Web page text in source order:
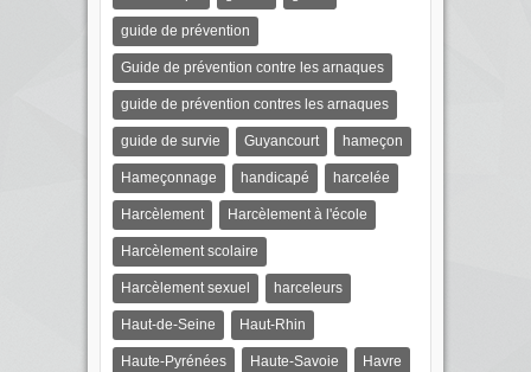
guide de prévention
Guide de prévention contre les arnaques
guide de prévention contres les arnaques
guide de survie Guyancourt hameçon
Hameçonnage handicapé harcelée
Harcèlement Harcèlement à l'école
Harcèlement scolaire
Harcèlement sexuel harceleurs
Haut-de-Seine Haut-Rhin
Haute-Pyrénées Haute-Savoie Havre